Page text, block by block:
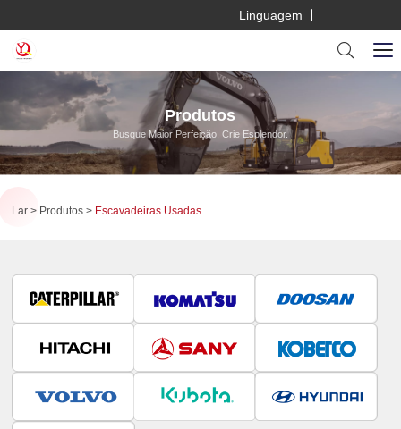
Linguagem
Produtos
Busque Maior Perfeição, Crie Esplendor.
Lar Produtos Escavadeiras Usadas